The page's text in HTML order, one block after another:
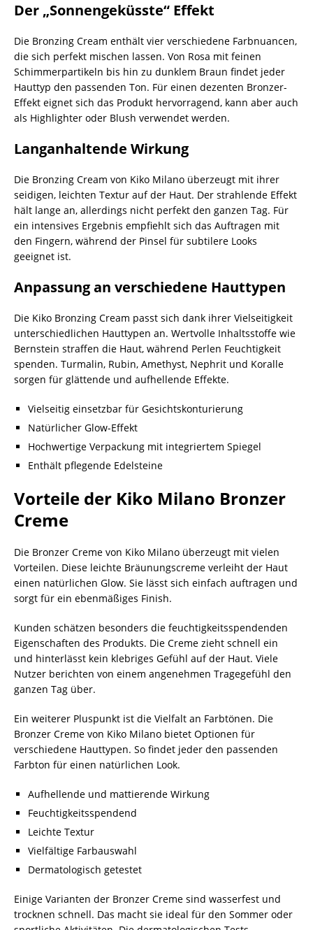
Der „Sonnengeküsste“ Effekt
Die Bronzing Cream enthält vier verschiedene Farbnuancen,
die sich perfekt mischen lassen. Von Rosa mit feinen
Schimmerpartikeln bis hin zu dunklem Braun findet jeder
Hauttyp den passenden Ton. Für einen dezenten Bronzer-
Effekt eignet sich das Produkt hervorragend, kann aber auch
als Highlighter oder Blush verwendet werden.
Langanhaltende Wirkung
Die Bronzing Cream von Kiko Milano überzeugt mit ihrer
seidigen, leichten Textur auf der Haut. Der strahlende Effekt
hält lange an, allerdings nicht perfekt den ganzen Tag. Für
ein intensives Ergebnis empfiehlt sich das Auftragen mit
den Fingern, während der Pinsel für subtilere Looks
geeignet ist.
Anpassung an verschiedene Hauttypen
Die Kiko Bronzing Cream passt sich dank ihrer Vielseitigkeit
unterschiedlichen Hauttypen an. Wertvolle Inhaltsstoffe wie
Bernstein straffen die Haut, während Perlen Feuchtigkeit
spenden. Turmalin, Rubin, Amethyst, Nephrit und Koralle
sorgen für glättende und aufhellende Effekte.
Vielseitig einsetzbar für Gesichtskonturierung
Natürlicher Glow-Effekt
Hochwertige Verpackung mit integriertem Spiegel
Enthält pflegende Edelsteine
Vorteile der Kiko Milano Bronzer
Creme
Die Bronzer Creme von Kiko Milano überzeugt mit vielen
Vorteilen. Diese leichte Bräunungscreme verleiht der Haut
einen natürlichen Glow. Sie lässt sich einfach auftragen und
sorgt für ein ebenmäßiges Finish.
Kunden schätzen besonders die feuchtigkeitsspendenden
Eigenschaften des Produkts. Die Creme zieht schnell ein
und hinterlässt kein klebriges Gefühl auf der Haut. Viele
Nutzer berichten von einem angenehmen Tragegefühl den
ganzen Tag über.
Ein weiterer Pluspunkt ist die Vielfalt an Farbtönen. Die
Bronzer Creme von Kiko Milano bietet Optionen für
verschiedene Hauttypen. So findet jeder den passenden
Farbton für einen natürlichen Look.
Aufhellende und mattierende Wirkung
Feuchtigkeitsspendend
Leichte Textur
Vielfältige Farbauswahl
Dermatologisch getestet
Einige Varianten der Bronzer Creme sind wasserfest und
trocknen schnell. Das macht sie ideal für den Sommer oder